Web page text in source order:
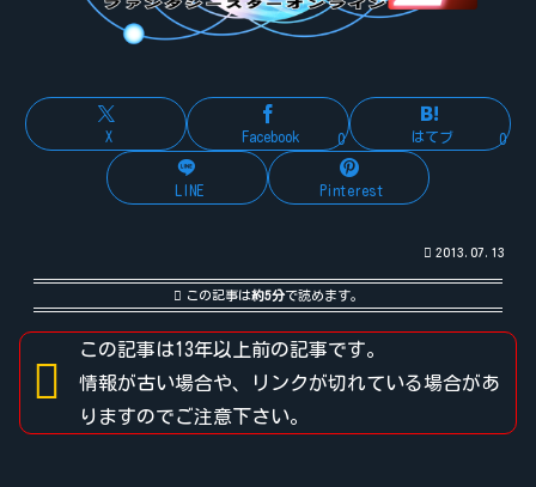
X Facebook 0 はてブ 0
LINE Pinterest
2013.07.13
この記事は約5分で読めます。
この記事は13年以上前の記事です。
情報が古い場合や、リンクが切れている場合があ
りますのでご注意下さい。